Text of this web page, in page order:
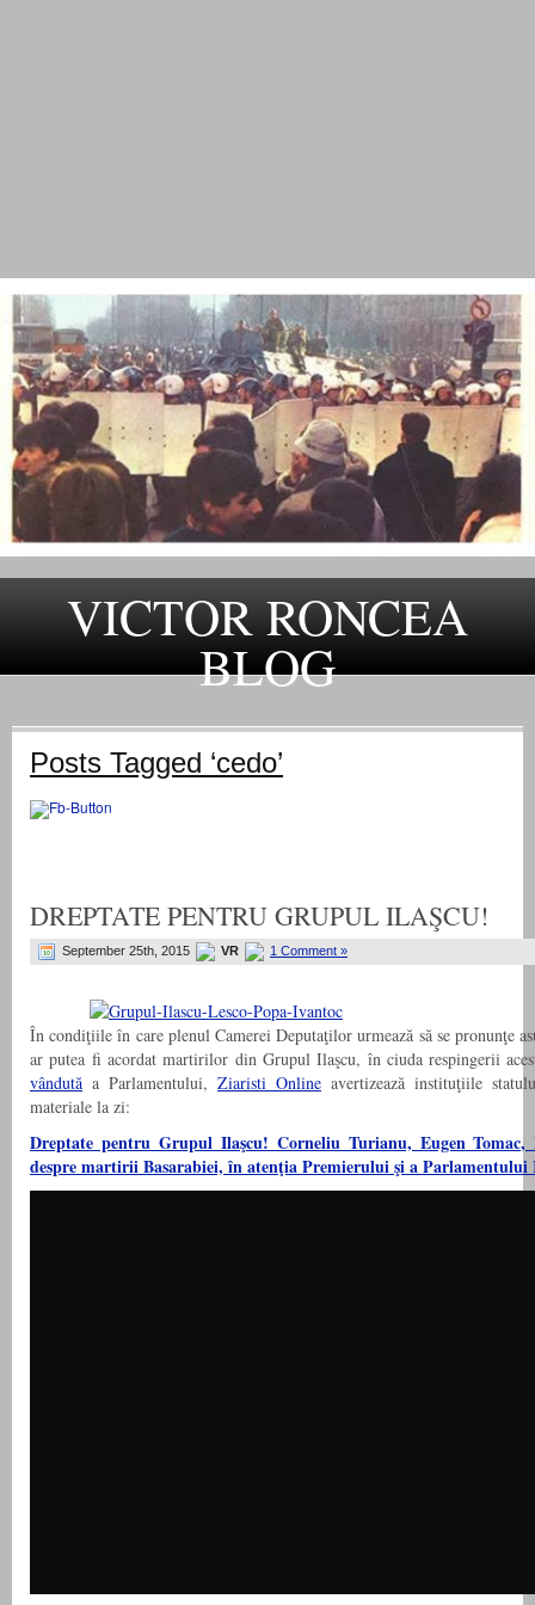
VICTOR RONCEA
BLOG
Posts Tagged ‘cedo’
DREPTATE PENTRU GRUPUL ILAŞCU!
September 25th, 2015 VR 1 Comment »
În condiţiile în care plenul Camerei Deputaţilor urmează să se pronunţe
ar putea fi acordat martirilor din Grupul Ilaşcu, în ciuda respingerii
vândută a Parlamentului, Ziaristi Online avertizează instituţiile
materiale la zi:
Dreptate pentru Grupul Ilaşcu! Corneliu Turianu, Eugen
despre martirii Basarabiei, în atenţia Premierului şi a Parlamentului